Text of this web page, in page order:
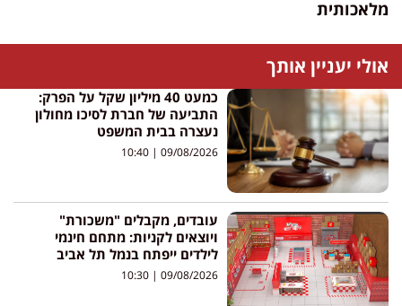
מלאכותית
אולי יעניין אותך
כמעט 40 מיליון שקל על הפרק:
התביעה של חברת לסיכו מחולון
נעצרה בבית המשפט
09/08/2026
עובדים, מקבלים "משכורת"
ויוצאים לקניות: מתחם חינמי
לילדים ייפתח בנמל תל אביב
09/08/2026